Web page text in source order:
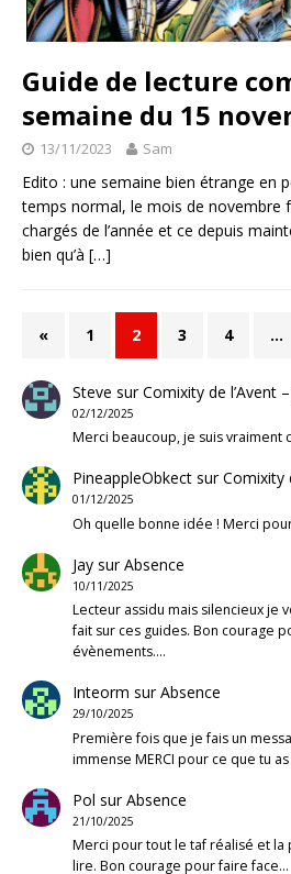
Guide de lecture
semaine du 15
13/11/2023 Sam
Edito : une semaine bien étrange en
temps normal, le mois de novembre
chargés de l’année et ce depuis
bien qu’à […]
« 1 2 3 4 …
Steve surComixity de l’Avent
02/12/2025
Merci beaucoup, je suis vraiment
PineappleObkectsurComixity
01/12/2025
Oh quelle bonne idée ! Merci
JaysurAbsence
10/11/2025
Lecteur assidu mais silencieux je
fait sur ces guides. Bon courage
évènements.…
Inteorm surAbsence
29/10/2025
Première fois que je fais un
immense MERCI pour ce que tu
Pol surAbsence
21/10/2025
Merci pour tout le taf réalisé et la
lire. Bon courage pour faire face…